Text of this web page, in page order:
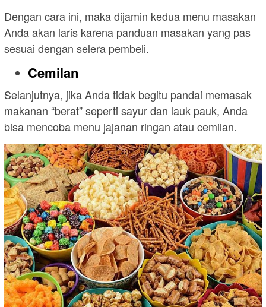
Dengan cara ini, maka dijamin kedua menu masakan
Anda akan laris karena panduan masakan yang pas
sesuai dengan selera pembeli.
Cemilan
Selanjutnya, jika Anda tidak begitu pandai memasak
makanan “berat” seperti sayur dan lauk pauk, Anda
bisa mencoba menu jajanan ringan atau cemilan.